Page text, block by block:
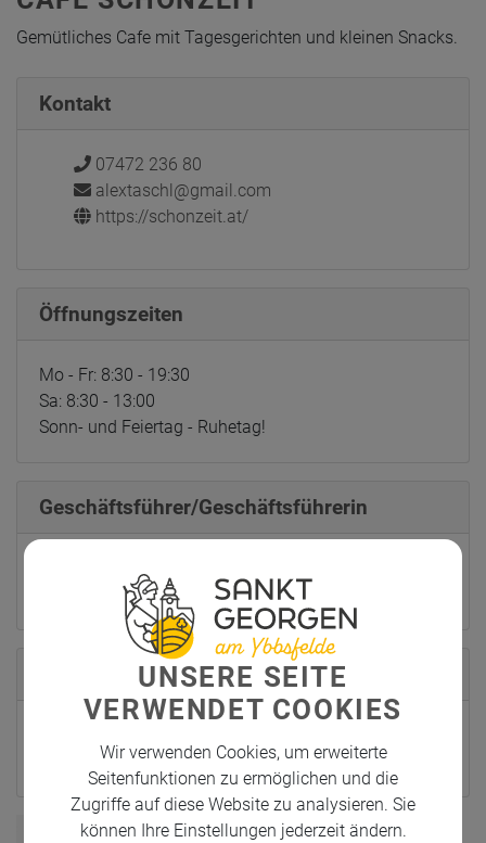
Gemütliches Cafe mit Tagesgerichten und kleinen Snacks.
Kontakt
07472 236 80
alextaschl@gmail.com
https://schonzeit.at/
Öffnungszeiten
Mo - Fr: 8:30 - 19:30
Sa: 8:30 - 13:00
Sonn- und Feiertag - Ruhetag!
Geschäftsführer/Geschäftsführerin
3304 St. Georgen am Ybbsfelde
UNSERE SEITE
VERWENDET COOKIES
Wir verwenden Cookies, um erweiterte
Seitenfunktionen zu ermöglichen und die
Zugriffe auf diese Website zu analysieren. Sie
können Ihre Einstellungen jederzeit ändern.